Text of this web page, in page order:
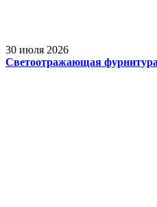
30 июля 2026
Светоотражающая